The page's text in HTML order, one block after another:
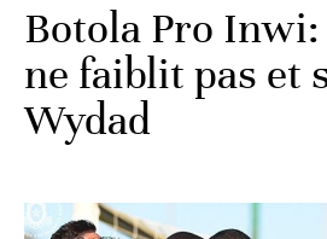
Botola Pro Inwi:
ne faiblit pas et
Wydad